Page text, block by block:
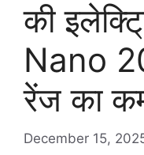
की
Nano
रेंज का
December 15,